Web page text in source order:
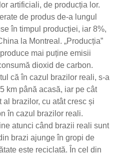
artificiali, de producția lor.
de produs de-a lungul
în timpul producției, iar 8%,
la Montreal. „Producția”
mai puține emisii
dioxid de carbon.
că în cazul brazilor reali, s-a
km până acasă, iar pe cât
brazilor, cu atât cresc și
în cazul brazilor reali.
atunci când brazii reali sunt
brazi ajunge în gropi de
este reciclată. În cel din